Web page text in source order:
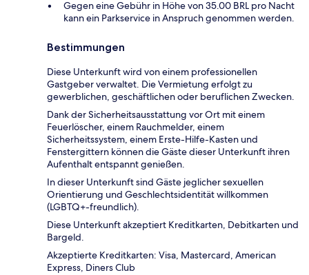
Gegen eine Gebühr in Höhe von 35.00 BRL pro Nacht
kann ein Parkservice in Anspruch genommen werden.
Bestimmungen
Diese Unterkunft wird von einem professionellen
Gastgeber verwaltet. Die Vermietung erfolgt zu
gewerblichen, geschäftlichen oder beruflichen Zwecken.
Dank der Sicherheitsausstattung vor Ort mit einem
Feuerlöscher, einem Rauchmelder, einem
Sicherheitssystem, einem Erste-Hilfe-Kasten und
Fenstergittern können die Gäste dieser Unterkunft ihren
Aufenthalt entspannt genießen.
In dieser Unterkunft sind Gäste jeglicher sexuellen
Orientierung und Geschlechtsidentität willkommen
(LGBTQ+-freundlich).
Diese Unterkunft akzeptiert Kreditkarten, Debitkarten und
Bargeld.
Akzeptierte Kreditkarten: Visa, Mastercard, American
Express, Diners Club